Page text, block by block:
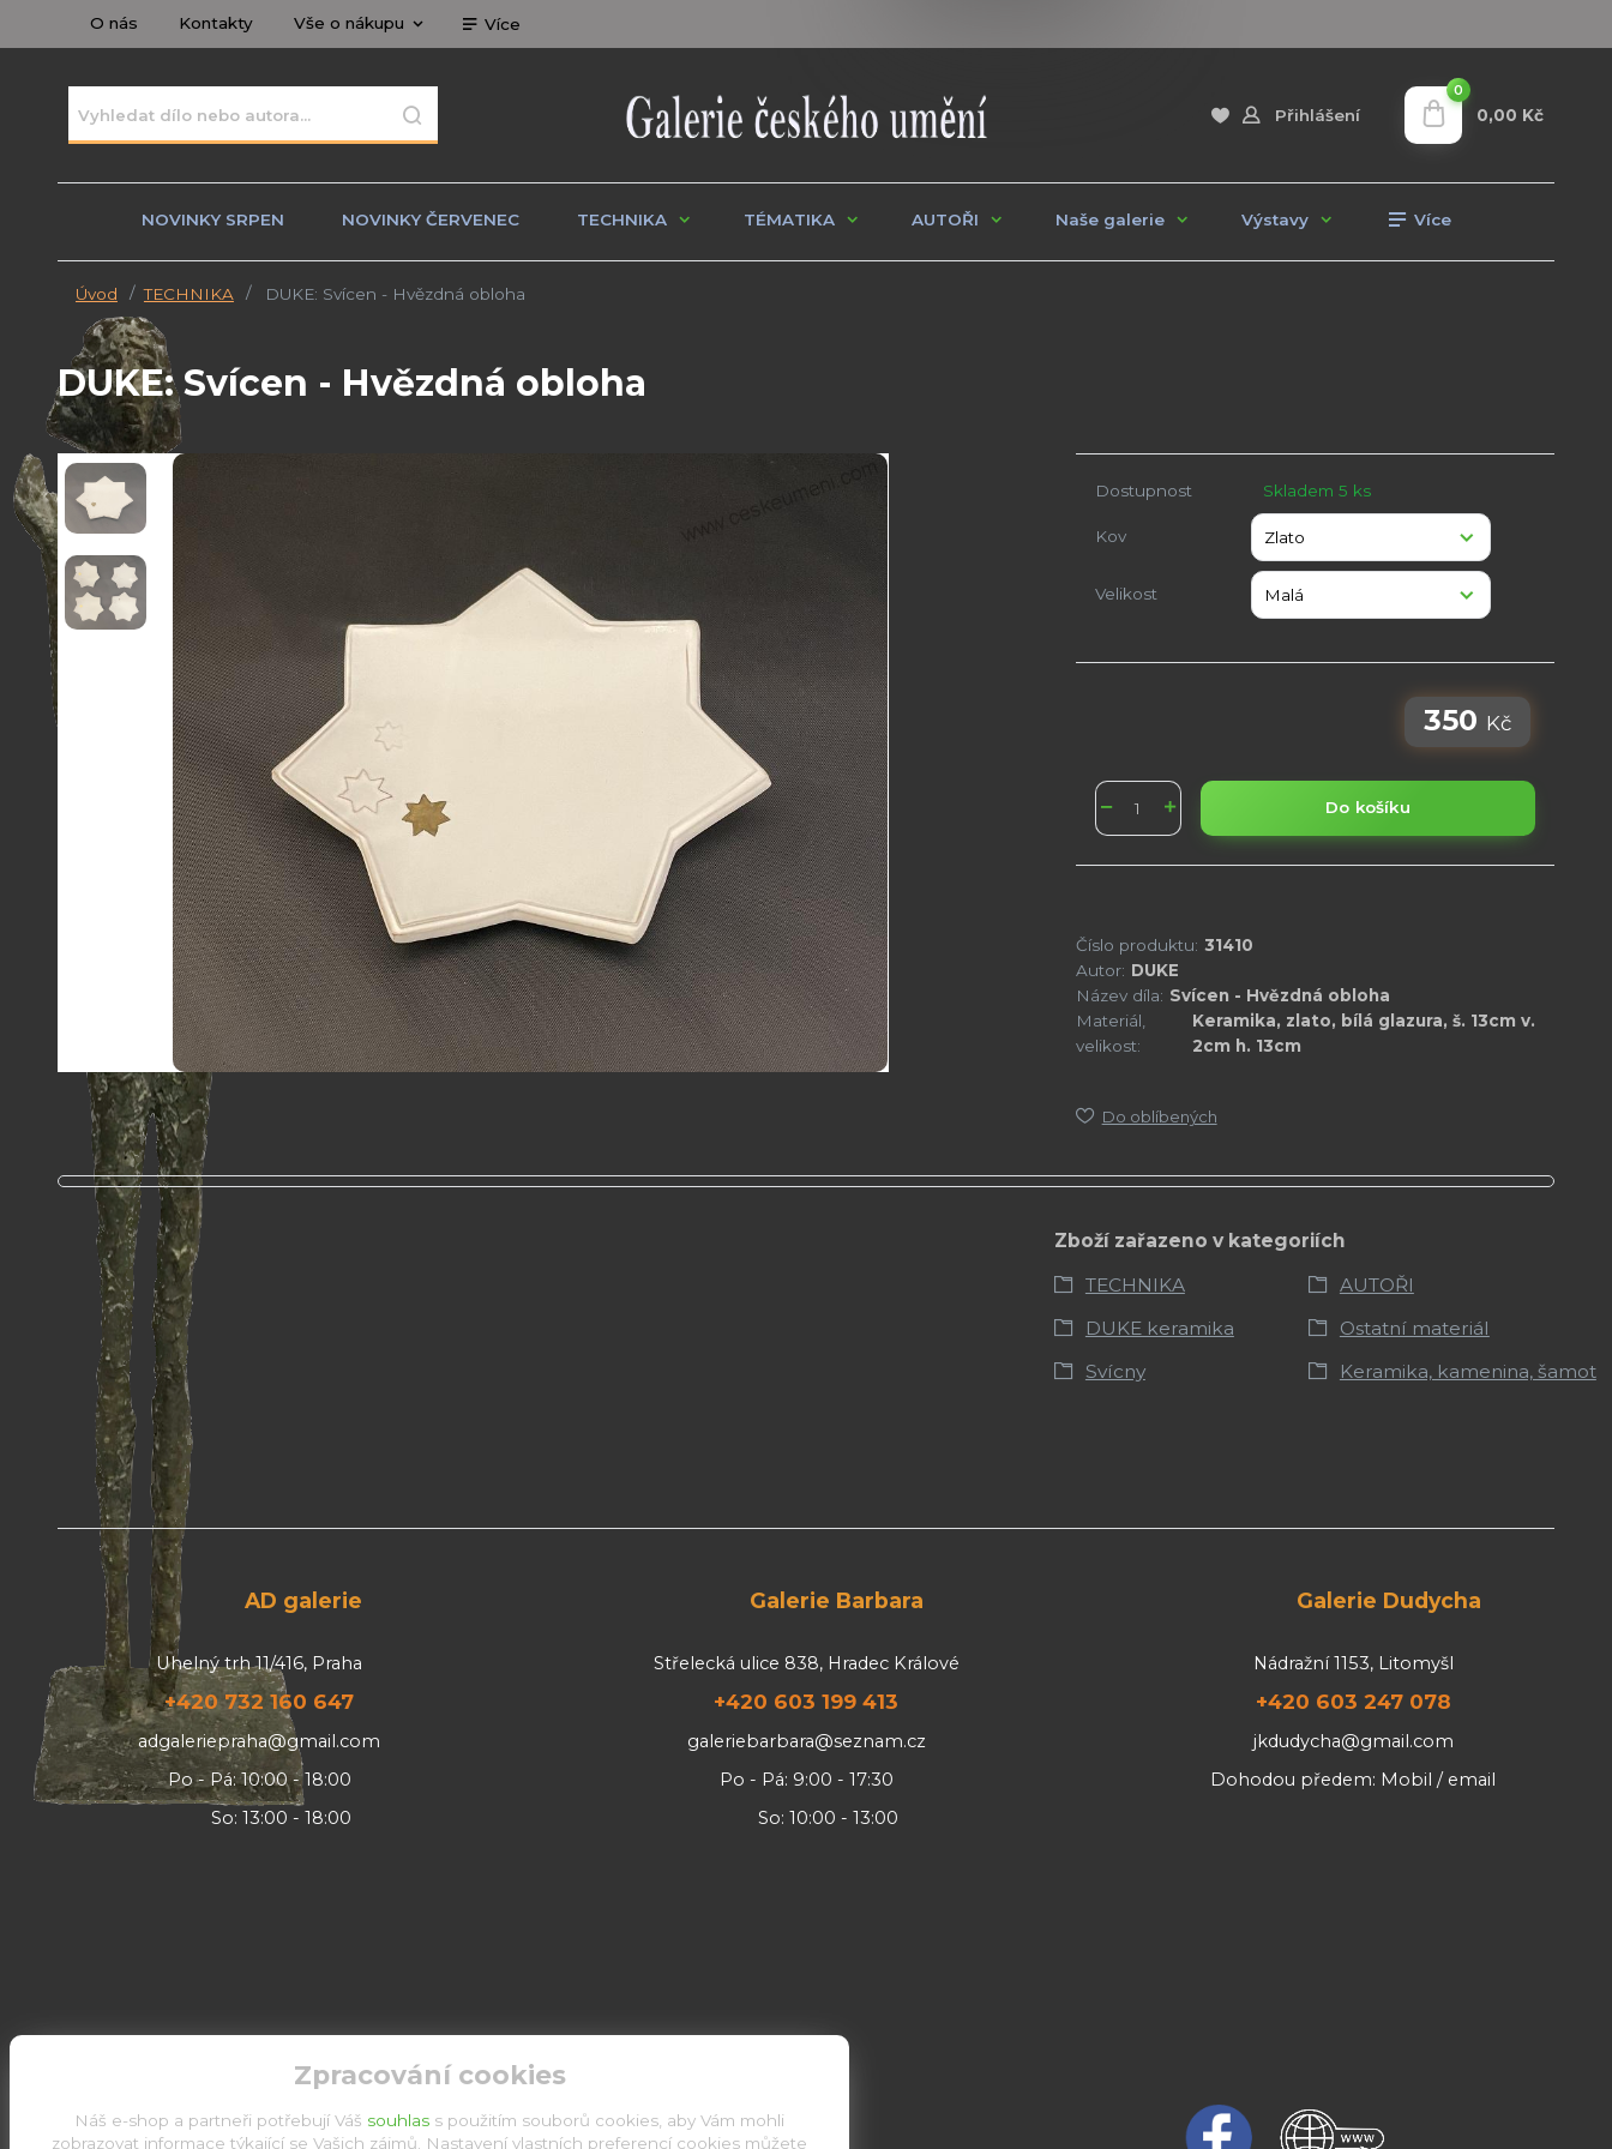
O nás Kontakty Vše o nákupu Více
Přihlášení
0
0,00 Kč
NOVINKY SRPEN NOVINKY ČERVENEC TECHNIKA TÉMATIKA AUTOŘI Naše galerie Výstavy Více
Úvod TECHNIKA DUKE: Svícen - Hvězdná obloha
DUKE: Svícen - Hvězdná obloha
Dostupnost Skladem 5 ks
Kov
Velikost
350 Kč
Do košíku
Číslo produktu: 31410
Autor: DUKE
Název díla: Svícen - Hvězdná obloha
Materiál,
velikost:
Keramika, zlato, bílá glazura, š. 13cm v.
2cm h. 13cm
Do oblíbených
Zboží zařazeno v kategoriích
TECHNIKA
AUTOŘI
DUKE keramika
Ostatní materiál
Svícny
Keramika, kamenina, šamot
AD galerie
Uhelný trh 11/416, Praha
+420 732 160 647
adgaleriepraha@gmail.com
Po - Pá: 10:00 - 18:00
So: 13:00 - 18:00
Galerie Barbara
Střelecká ulice 838, Hradec Králové
+420 603 199 413
galeriebarbara@seznam.cz
Po - Pá: 9:00 - 17:30
So: 10:00 - 13:00
Galerie Dudycha
Nádražní 1153, Litomyšl
+420 603 247 078
jkdudycha@gmail.com
Dohodou předem: Mobil / email
Zpracování cookies
Náš e-shop a partneři potřebují Váš souhlas s použitím souborů cookies, aby Vám mohli
zobrazovat informace týkající se Vašich zájmů. Nastavení vlastních preferencí cookies můžete